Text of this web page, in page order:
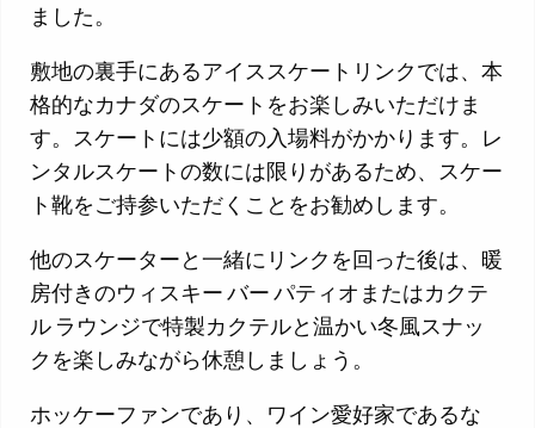
ました。
敷地の裏手にあるアイススケートリンクでは、本
格的なカナダのスケートをお楽しみいただけま
す。スケートには少額の入場料がかかります。レ
ンタルスケートの数には限りがあるため、スケー
ト靴をご持参いただくことをお勧めします。
他のスケーターと一緒にリンクを回った後は、暖
房付きのウィスキー バー パティオまたはカクテ
ル ラウンジで特製カクテルと温かい冬風スナッ
クを楽しみながら休憩しましょう。
ホッケーファンであり、ワイン愛好家であるな